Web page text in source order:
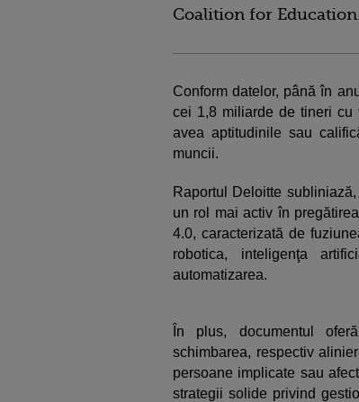
Coalition for
Conform datelor, până în
cei 1,8 miliarde de tineri
avea aptitudinile sau
muncii.
Raportul Deloitte
un rol mai activ în
4.0, caracterizată de
robotica, inteligenţa
automatizarea.
În plus, documentul
schimbarea, respectiv
persoane implicate sau
strategii solide privind